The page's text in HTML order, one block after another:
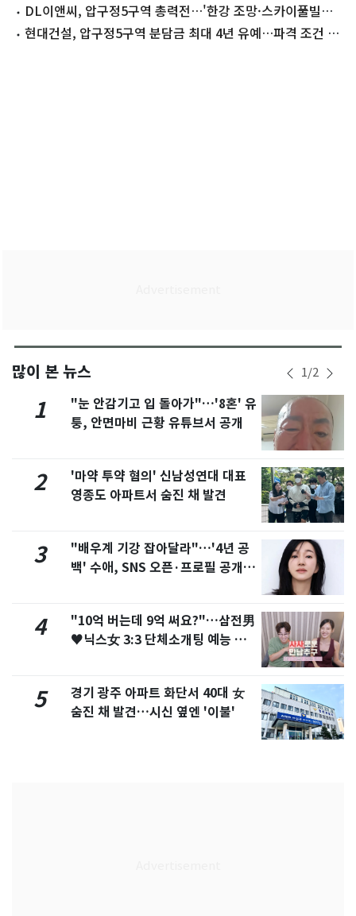
최소화
DL이앤씨, 압구정5구역 총력전…'한강 조망·스카이풀빌라'
제안현대건설, 압구정5구역 분담금 최대 4년 유예…파격 조건 제
많이 본 뉴스 1/2
1
"눈 안감기고 입 돌아가"…'8혼' 유
퉁, 안면마비 근황 유튜브서 공개
2
'마약 투약 혐의' 신남성연대 대표
영종도 아파트서 숨진 채 발견
3
"배우계 기강 잡아달라"…'4년 공
백' 수애, SNS 오픈·프로필 공개
4
"10억 버는데 9억 써요?"…삼전男
♥닉스女 3:3 단체소개팅 예능 화
5
경기 광주 아파트 화단서 40대 女
숨진 채 발견…시신 옆엔 '이불'